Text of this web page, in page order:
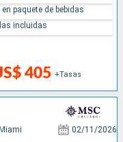
405 +Tasas
paquete de bebidas
incluidas
02/11/2026